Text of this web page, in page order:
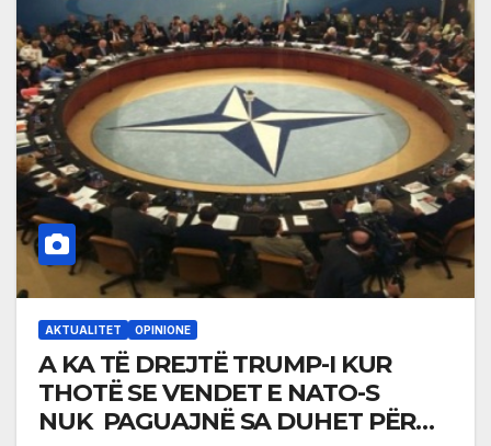
AKTUALITET OPINIONE
A KA TË DREJTË TRUMP-I KUR
THOTË SE VENDET E NATO-S
NUK PAGUAJNË SA DUHET PËR